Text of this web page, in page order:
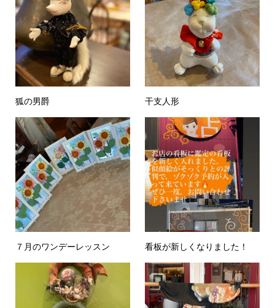
狐の男爵 干支人形
７月のワンデーレッスン 看板が新しくなりました！